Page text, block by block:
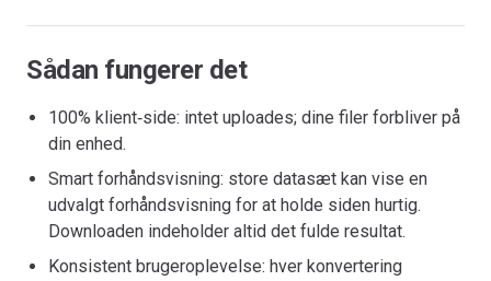
Sådan fungerer det
100% klient‑side: intet uploades; dine filer forbliver på
din enhed.
Smart forhåndsvisning: store datasæt kan vise en
udvalgt forhåndsvisning for at holde siden hurtig.
Downloaden indeholder altid det fulde resultat.
Konsistent brugeroplevelse: hver konvertering